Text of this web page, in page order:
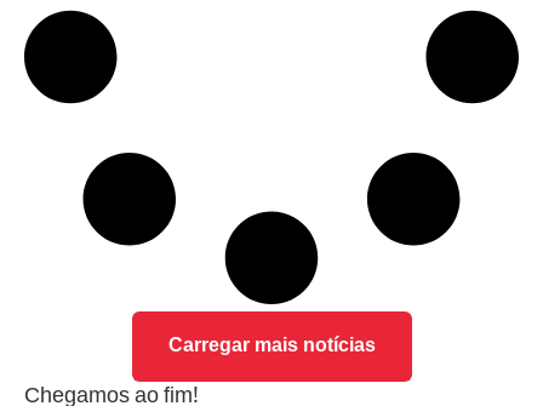
Carregar mais notícias
Chegamos ao fim!